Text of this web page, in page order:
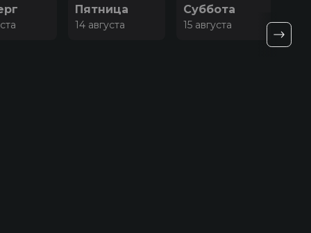
Пятница
14 августа
Суббота
15 августа